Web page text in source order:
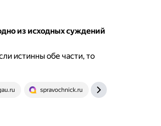
из исходных суждений
истинны обе части, то
spravochnick.ru